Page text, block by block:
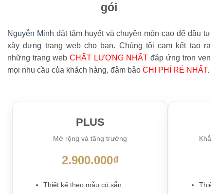
gói
Nguyễn Minh đặt tâm huyết và chuyên môn cao để đầu tư
xây dựng trang web cho bạn. Chúng tôi cam kết tạo ra
những trang web CHẤT LƯỢNG NHẤT đáp ứng trọn vẹn
mọi nhu cầu của khách hàng, đảm bảo CHI PHÍ RẺ NHẤT.
PLUS
Mở rộng và tăng trưởng
2.900.000₫
Thiết kế theo mẫu có sẵn
Thiết